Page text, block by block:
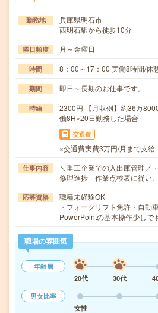
勤務地
兵庫県明石市
西明石駅から徒歩10分
曜日頻度 月～金曜日
時間 8：00～17：00 実働8時間/休
期間 即日～長期のお仕事です。
時給
2300円 【月収例】約36万
働8H×20日勤務した場合
交通費
※交通費実費3万円/月まで支給
仕事内容
＼重工企業での入出庫管理／
修理進捗 作業点検表に従い
応募資格
職種未経験OK
・フォークリフト免許・自動
PowerPointの基本操作少しで
職場の雰囲気
年齢層
20代
30代
男女比率
女性